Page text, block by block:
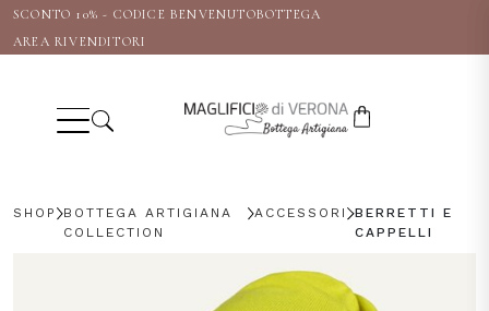
SCONTO 10% - CODICE BENVENUTOBOTTEGA
AREA RIVENDITORI
Italiano
SHOP
BOTTEGA ARTIGIANA
COLLECTION
ACCESSORI BERRETTI E
CAPPELLI